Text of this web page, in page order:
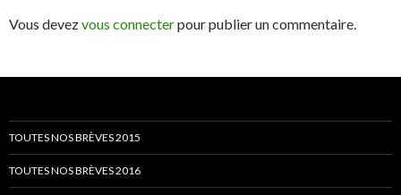
Vous devezvous connecterpour publier un commentaire.
TOUTES NOS BRÈVES 2015
TOUTES NOS BRÈVES 2016